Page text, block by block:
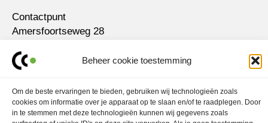
Beheer cookie toestemming
Om de beste ervaringen te bieden, gebruiken wij technologieën zoals
cookies om informatie over je apparaat op te slaan en/of te raadplegen. Door
in te stemmen met deze technologieën kunnen wij gegevens zoals
Contactpunt
Amersfoortseweg 28
030 700 97 63
contact@ubo.agency
L
n